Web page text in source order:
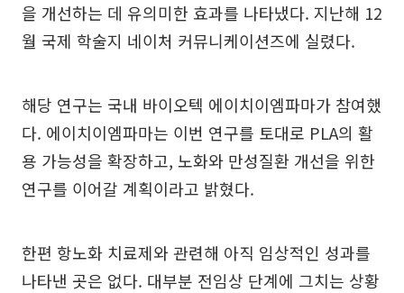
을 개선하는 데 유의미한 효과를 나타냈다. 지난해 12
월 국제 학술지 네이처 커뮤니케이션즈에 실렸다.
해당 연구는 국내 바이오텍 에이치이엠파마가 참여했
다. 에이치이엠파마는 이번 연구를 토대로 PLA의 활
용 가능성을 확장하고, 노화와 만성질환 개선을 위한
연구를 이어갈 계획이라고 밝혔다.
한편 항노화 치료제와 관련해 아직 임상적인 성과를
나타낸 곳은 없다. 대부분 전임상 단계에 그치는 상황